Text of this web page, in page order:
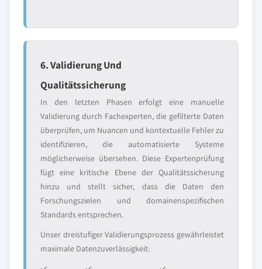
6. Validierung Und
Qualitätssicherung
In den letzten Phasen erfolgt eine manuelle
Validierung durch Fachexperten, die gefilterte Daten
überprüfen, um Nuancen und kontextuelle Fehler zu
identifizieren, die automatisierte Systeme
möglicherweise übersehen. Diese Expertenprüfung
fügt eine kritische Ebene der Qualitätssicherung
hinzu und stellt sicher, dass die Daten den
Forschungszielen und domainenspezifischen
Standards entsprechen.
Unser dreistufiger Validierungsprozess gewährleistet
maximale Datenzuverlässigkeit: